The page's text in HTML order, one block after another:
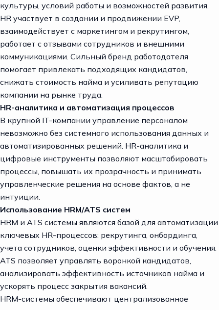
культуры, условий работы и возможностей развития.
HR участвует в создании и продвижении EVP,
взаимодействует с маркетингом и рекрутингом,
работает с отзывами сотрудников и внешними
коммуникациями. Сильный бренд работодателя
помогает привлекать подходящих кандидатов,
снижать стоимость найма и усиливать репутацию
компании на рынке труда.
HR-аналитика и автоматизация процессов
В крупной IT-компании управление персоналом
невозможно без системного использования данных и
автоматизированных решений. HR-аналитика и
цифровые инструменты позволяют масштабировать
процессы, повышать их прозрачность и принимать
управленческие решения на основе фактов, а не
интуиции.
Использование HRM/ATS систем
HRM и ATS системы являются базой для автоматизации
ключевых HR-процессов: рекрутинга, онбординга,
учета сотрудников, оценки эффективности и обучения.
ATS позволяет управлять воронкой кандидатов,
анализировать эффективность источников найма и
ускорять процесс закрытия вакансий.
HRM-системы обеспечивают централизованное